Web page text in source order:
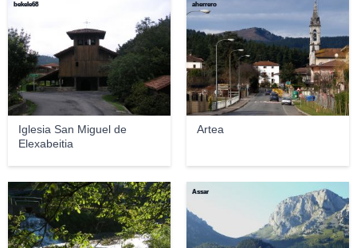
Iglesia San Miguel de
Elexabeitia
bekele68
Artea
aherrero
panoramio Assar